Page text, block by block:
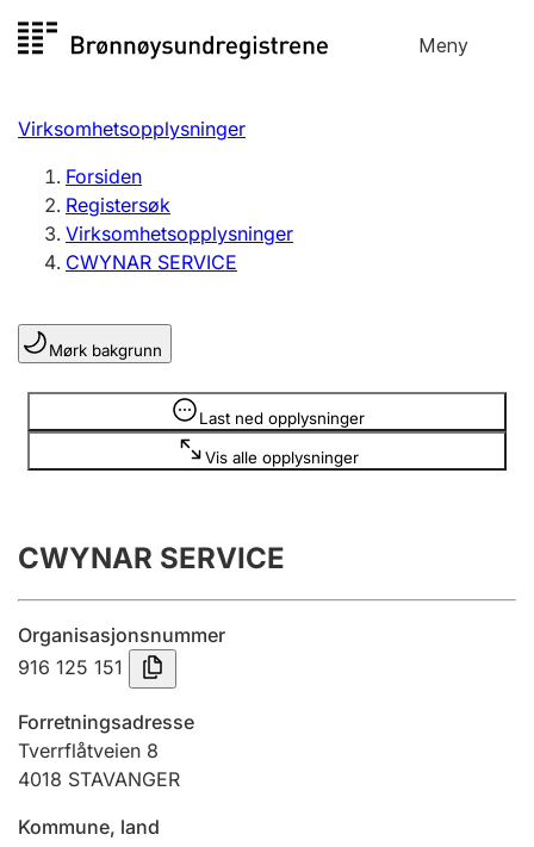
til
Meny
Registersøk
Aksjeselskap
Enkeltpersonforetak
Registrere, endre, slette
Lag og forening
Registrere, endre, slette
Innsending og forsinkelsesgebyr
Tinglysing
Jeger
Virksomhetsopplysninger
Forsiden
Registersøk
Virksomhetsopplysninger
CWYNAR SERVICE
Mørk bakgrunn
Last ned opplysninger
Vis alle opplysninger
Opplysninger er skjult
CWYNAR SERVICE
Organisasjonsnummer
916 125 151
Forretningsadresse
Tverrflåtveien 8
4018 STAVANGER
Kommune, land